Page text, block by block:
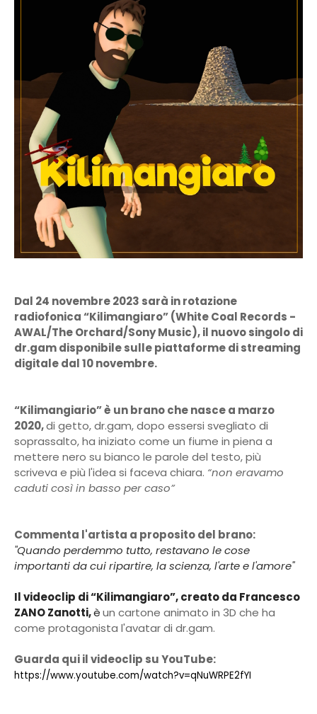
Dal 24 novembre 2023 sarà in rotazione
radiofonica “Kilimangiaro” (White Coal Records -
AWAL/The Orchard/Sony Music), il nuovo singolo di
dr.gam disponibile sulle piattaforme di streaming
digitale dal 10 novembre.
“Kilimangiario” è un brano che nasce a marzo
2020,di getto, dr.gam, dopo essersi svegliato di
soprassalto, ha iniziato come un fiume in piena a
mettere nero su bianco le parole del testo, più
scriveva e più l'idea si faceva chiara. “non eravamo
caduti così in basso per caso”
Commenta l'artista a proposito del brano:
"Quando perdemmo tutto, restavano le cose
importanti da cui ripartire, la scienza, l'arte e l'amore"
Il videoclip di “Kilimangiaro”, creato da Francesco
ZANO Zanotti,èun cartone animato in 3D che ha
come protagonista l'avatar di dr.gam.
Guarda qui il videoclip su YouTube:
https://www.youtube.com/watch?v=qNuWRPE2fYI